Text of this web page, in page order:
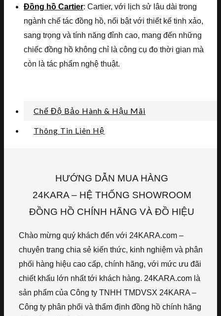
Đồng hồ Cartier: Cartier, với lịch sử lâu dài trong
ngành chế tác đồng hồ, nổi bật với thiết kế tinh xảo,
sang trọng và tính năng đỉnh cao, mang đến những
chiếc đồng hồ không chỉ là công cụ đo thời gian mà
còn là tác phẩm nghệ thuật.
Chế Độ Bảo Hành & Hậu Mãi
Thông Tin Liên Hệ
HƯỚNG DẪN MUA HÀNG
24KARA – HỆ THỐNG SHOWROOM
ĐỒNG HỒ CHÍNH HÃNG VÀ ĐỒ HIỆU
Chào mừng quý khách đến với 24KARA.com –
chuyên trang chia sẻ kiến thức, kinh nghiệm và phân
phối hàng hiệu cao cấp, chính hãng, với mức ưu đãi
chiết khấu lớn nhất tới khách hàng. 24KARA.com là
sản phẩm của Công ty TNHH TMDVSX 24KARA –
Công ty phân phối và thẩm định đồng hồ chính hãng